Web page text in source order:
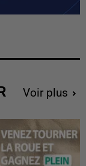
Voir plus